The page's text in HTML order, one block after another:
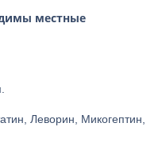
местные
Леворин, Микогептин,